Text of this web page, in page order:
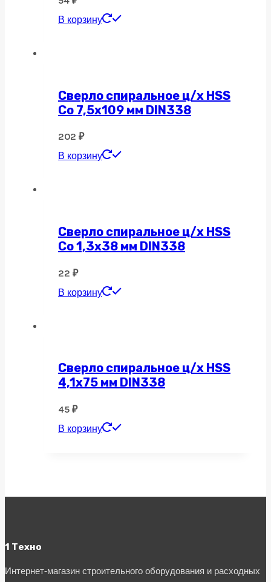
В корзину
Сверло спиральное ц/х HSS
Co 7,5х109 мм DIN338
202 ₽
В корзину
Сверло спиральное ц/х HSS
Co 1,3х38 мм DIN338
22 ₽
В корзину
Сверло спиральное ц/х HSS
4,1х75 мм DIN338
45 ₽
В корзину
1 Техно
Интернет-магазин строительного оборудования и расходных